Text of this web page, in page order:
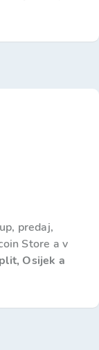
predaj,
Store a v
Osijek a